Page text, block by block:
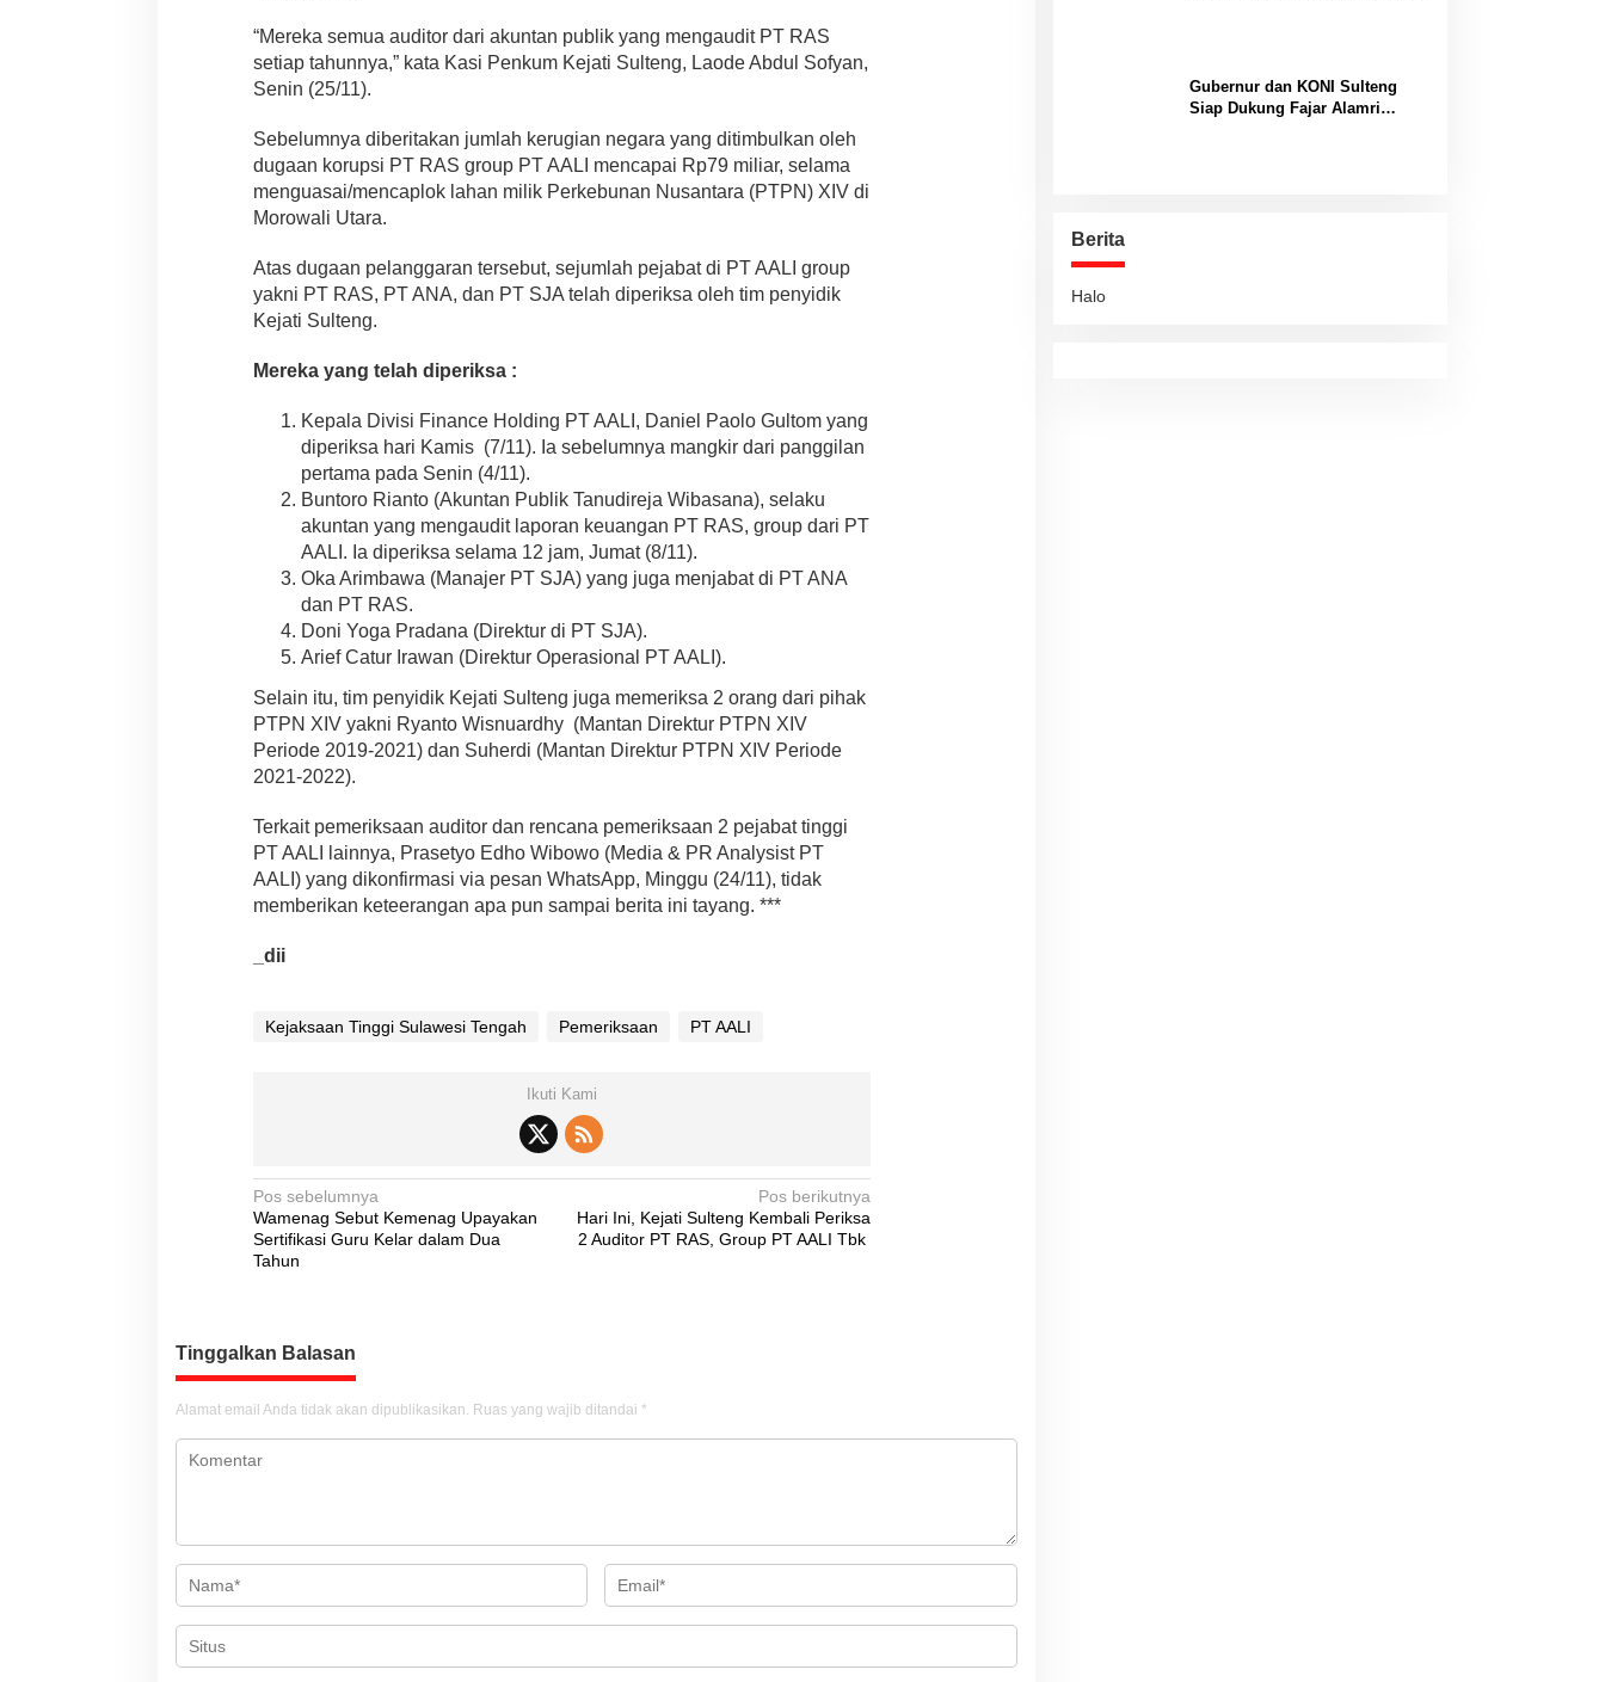
“Mereka semua auditor dari akuntan publik yang mengaudit PT RAS
setiap tahunnya,” kata Kasi Penkum Kejati Sulteng, Laode Abdul Sofyan,
Senin (25/11).
Sebelumnya diberitakan jumlah kerugian negara yang ditimbulkan oleh
dugaan korupsi PT RAS group PT AALI mencapai Rp79 miliar, selama
menguasai/mencaplok lahan milik Perkebunan Nusantara (PTPN) XIV di
Morowali Utara.
Atas dugaan pelanggaran tersebut, sejumlah pejabat di PT AALI group
yakni PT RAS, PT ANA, dan PT SJA telah diperiksa oleh tim penyidik
Kejati Sulteng.
Mereka yang telah diperiksa :
Kepala Divisi Finance Holding PT AALI, Daniel Paolo Gultom yang
diperiksa hari Kamis (7/11). Ia sebelumnya mangkir dari panggilan
pertama pada Senin (4/11).
Buntoro Rianto (Akuntan Publik Tanudireja Wibasana), selaku
akuntan yang mengaudit laporan keuangan PT RAS, group dari PT
AALI. Ia diperiksa selama 12 jam, Jumat (8/11).
Oka Arimbawa (Manajer PT SJA) yang juga menjabat di PT ANA
dan PT RAS.
Doni Yoga Pradana (Direktur di PT SJA).
Arief Catur Irawan (Direktur Operasional PT AALI).
Selain itu, tim penyidik Kejati Sulteng juga memeriksa 2 orang dari pihak
PTPN XIV yakni Ryanto Wisnuardhy (Mantan Direktur PTPN XIV
Periode 2019-2021) dan Suherdi (Mantan Direktur PTPN XIV Periode
2021-2022).
Terkait pemeriksaan auditor dan rencana pemeriksaan 2 pejabat tinggi
PT AALI lainnya, Prasetyo Edho Wibowo (Media & PR Analysist PT
AALI) yang dikonfirmasi via pesan WhatsApp, Minggu (24/11), tidak
memberikan keteerangan apa pun sampai berita ini tayang. ***
_dii
Kejaksaan Tinggi Sulawesi Tengah Pemeriksaan PT AALI
Ikuti Kami
N
a
v
a
s
i
p
s
Pos sebelumnya
Wamenag Sebut Kemenag Upayakan
Sertifikasi Guru Kelar dalam Dua
Tahun
Pos berikutnya
Hari Ini, Kejati Sulteng Kembali Periksa
2 Auditor PT RAS, Group PT AALI Tbk
Tinggalkan Balasan
Alamat email Anda tidak akan dipublikasikan. Ruas yang wajib ditandai *
Gubernur dan KONI Sulteng
Siap Dukung Fajar Alamri
Berita
Halo